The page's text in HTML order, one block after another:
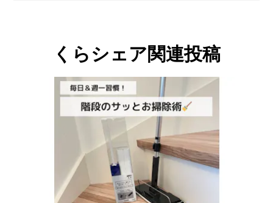
くらシェア関連投稿